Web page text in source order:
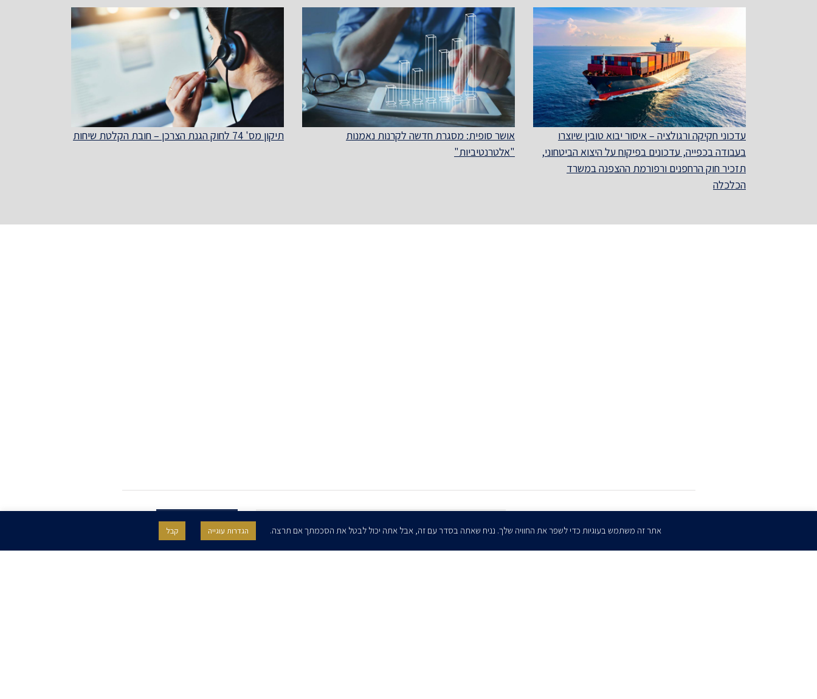
עדכוני חקיקה ורגולציה – איסור יבוא טובין שיוצרו
בעבודה בכפייה, עדכונים בפיקוח על היצוא הביטחוני,
תזכיר חוק הרחפנים ורפורמת ההצפנה במשרד
הכלכלה
אושר סופית: מסגרת חדשה לקרנות נאמנות
"אלטרנטיביות"
תיקון מס' 74 לחוק הגנת הצרכן – חובת הקלטת שיחות
לדיוורים שלנו
הרשמו לדיוורים שלנו - דוא״ל
אתר זה משתמש בעוגיות כדי לשפר את החוויה שלך. נניח שאתה בסדר עם זה, אבל אתה יכול לבטל את הסכמתך אם תרצה. הגדרות עוגייה קבל